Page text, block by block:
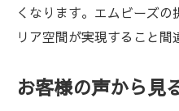
くなります。エムビーズ
リア空間が実現すること間
お客様の声から見